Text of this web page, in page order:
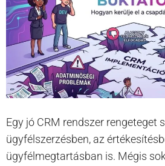
Egy jó CRM rendszer rengeteget
ügyfélszerzésben, az
ügyfélmegtartásban is. Mégis